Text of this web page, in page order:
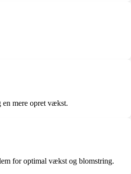
mere opret vækst.
for optimal vækst og blomstring.